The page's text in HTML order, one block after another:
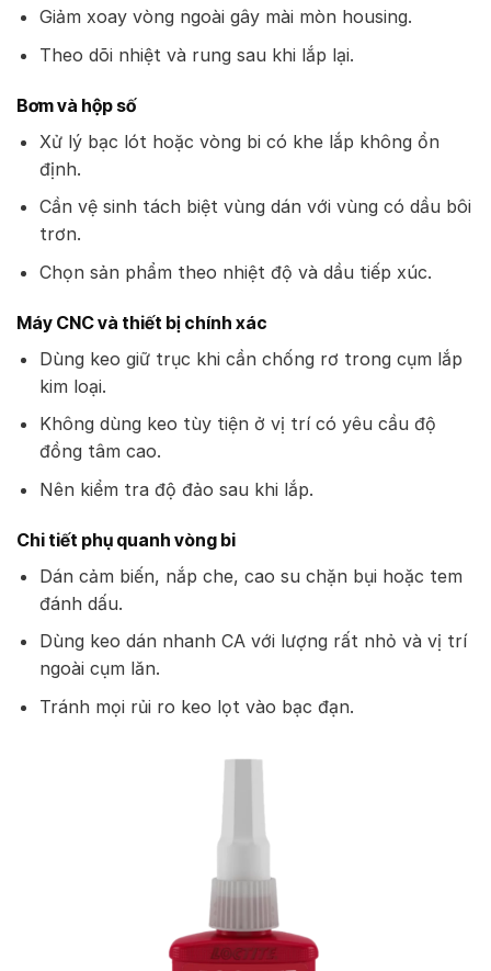
Giảm xoay vòng ngoài gây mài mòn housing.
Theo dõi nhiệt và rung sau khi lắp lại.
Bơm và hộp số
Xử lý bạc lót hoặc vòng bi có khe lắp không ổn
định.
Cần vệ sinh tách biệt vùng dán với vùng có dầu bôi
trơn.
Chọn sản phẩm theo nhiệt độ và dầu tiếp xúc.
Máy CNC và thiết bị chính xác
Dùng keo giữ trục khi cần chống rơ trong cụm lắp
kim loại.
Không dùng keo tùy tiện ở vị trí có yêu cầu độ
đồng tâm cao.
Nên kiểm tra độ đảo sau khi lắp.
Chi tiết phụ quanh vòng bi
Dán cảm biến, nắp che, cao su chặn bụi hoặc tem
đánh dấu.
Dùng keo dán nhanh CA với lượng rất nhỏ và vị trí
ngoài cụm lăn.
Tránh mọi rủi ro keo lọt vào bạc đạn.